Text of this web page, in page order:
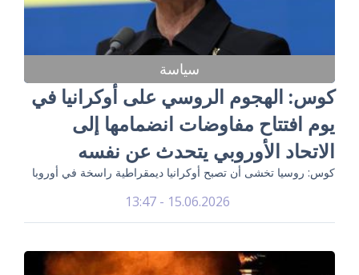
سياسة
كوس: الهجوم الروسي على أوكرانيا في
يوم افتتاح مفاوضات انضمامها إلى
الاتحاد الأوروبي يتحدث عن نفسه
كوس: روسيا تخشى أن تصبح أوكرانيا ديمقراطية راسخة في أوروبا
15.06.2026 - 13:47